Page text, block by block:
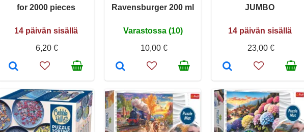
for 2000 pieces
14 päivän sisällä
6,20 €
Ravensburger 200 ml
Varastossa (10)
10,00 €
JUMBO
14 päivän sisällä
23,00 €